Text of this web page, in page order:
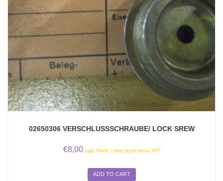
02650306 VERSCHLUSSSCHRAUBE/ LOCK SREW
€8,00 zzgl. Mwst. / plus legal taxes VAT
ADD TO CART